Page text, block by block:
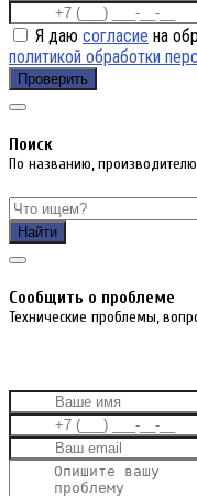
Я даю согласие на
политикой обработки
Проверить
Поиск
По названию,
Найти
Cообщить о проблеме
Технические проблемы,